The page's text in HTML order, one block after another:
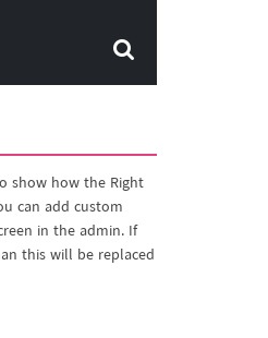
show how the Right
can add custom
in the admin. If
this will be replaced